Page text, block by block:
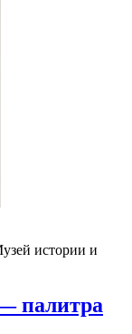
истории и
палитра